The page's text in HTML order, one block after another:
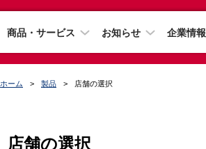
商品・サービス お知らせ 企業情報
ホーム 製品 店舗の選択
店舗の選択